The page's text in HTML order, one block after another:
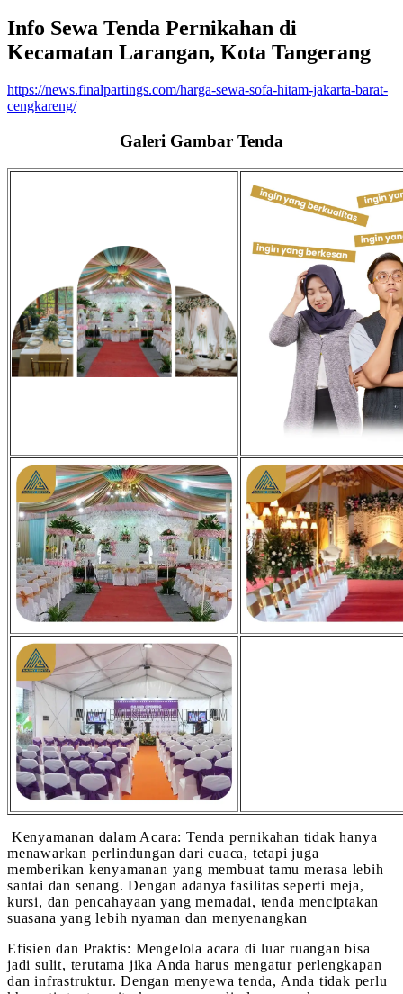
Info Sewa Tenda Pernikahan di
Kecamatan Larangan, Kota Tangerang
https://news.finalpartings.com/harga-sewa-sofa-hitam-jakarta-barat-
cengkareng/
Galeri Gambar Tenda
Kenyamanan dalam Acara: Tenda pernikahan tidak hanya
menawarkan perlindungan dari cuaca, tetapi juga
memberikan kenyamanan yang membuat tamu merasa lebih
santai dan senang. Dengan adanya fasilitas seperti meja,
kursi, dan pencahayaan yang memadai, tenda menciptakan
suasana yang lebih nyaman dan menyenangkan
Efisien dan Praktis: Mengelola acara di luar ruangan bisa
jadi sulit, terutama jika Anda harus mengatur perlengkapan
dan infrastruktur. Dengan menyewa tenda, Anda tidak perlu